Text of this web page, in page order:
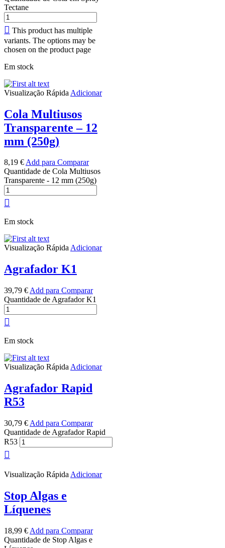
Tectane
This product has multiple
variants. The options may be
chosen on the product page
Em stock
Visualização Rápida Adicionar
Cola Multiusos
Transparente – 12
mm (250g)
8,19 €Add para Comparar
Quantidade de Cola Multiusos
Transparente - 12 mm (250g)
Em stock
Visualização RápidaAdicionar
Agrafador K1
39,79 € Add para Comparar
Quantidade de Agrafador K1
Em stock
Visualização Rápida Adicionar
Agrafador Rapid
R53
30,79 € Add para Comparar
Quantidade de Agrafador Rapid
R53
Visualização Rápida Adicionar
Stop Algas e
Líquenes
18,99 € Add para Comparar
Quantidade de Stop Algas e